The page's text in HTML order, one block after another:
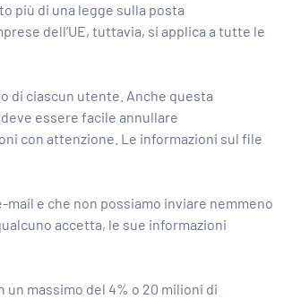
più di una legge sulla posta
dell’UE, tuttavia, si applica a tutte le
di ciascun utente. Anche questa
essere facile annullare
con attenzione. Le informazioni sul file
e che non possiamo inviare nemmeno
accetta, le sue informazioni
massimo del 4% o 20 milioni di